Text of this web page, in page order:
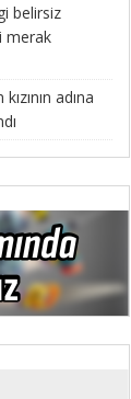
belirsiz
merak
adına